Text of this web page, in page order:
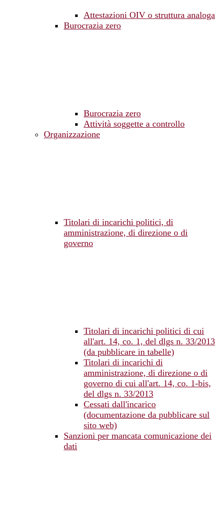
Attestazioni OIV o struttura analoga
Burocrazia zero
Burocrazia zero
Attività soggette a controllo
Organizzazione
Titolari di incarichi politici, di
amministrazione, di direzione o di
governo
Titolari di incarichi politici di cui
all'art. 14, co. 1, del dlgs n. 33/2013
(da pubblicare in tabelle)
Titolari di incarichi di
amministrazione, di direzione o di
governo di cui all'art. 14, co. 1-bis,
del dlgs n. 33/2013
Cessati dall'incarico
(documentazione da pubblicare sul
sito web)
Sanzioni per mancata comunicazione dei
dati